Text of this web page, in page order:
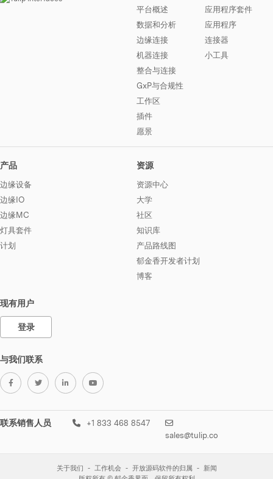
平台概述
数据和分析
边缘连接
机器连接
整合与连接
GxP与合规性
工作区
插件
愿景
应用程序套件
应用程序
连接器
小工具
产品
边缘设备
边缘IO
边缘MC
灯具套件
计划
资源
资源中心
大学
社区
知识库
产品路线图
郁金香开发者计划
博客
现有用户
登录
与我们联系
联系销售人员
+1 833 468 8547
sales@tulip.co
关于我们 工作机会 开放源码软件的归属
新闻